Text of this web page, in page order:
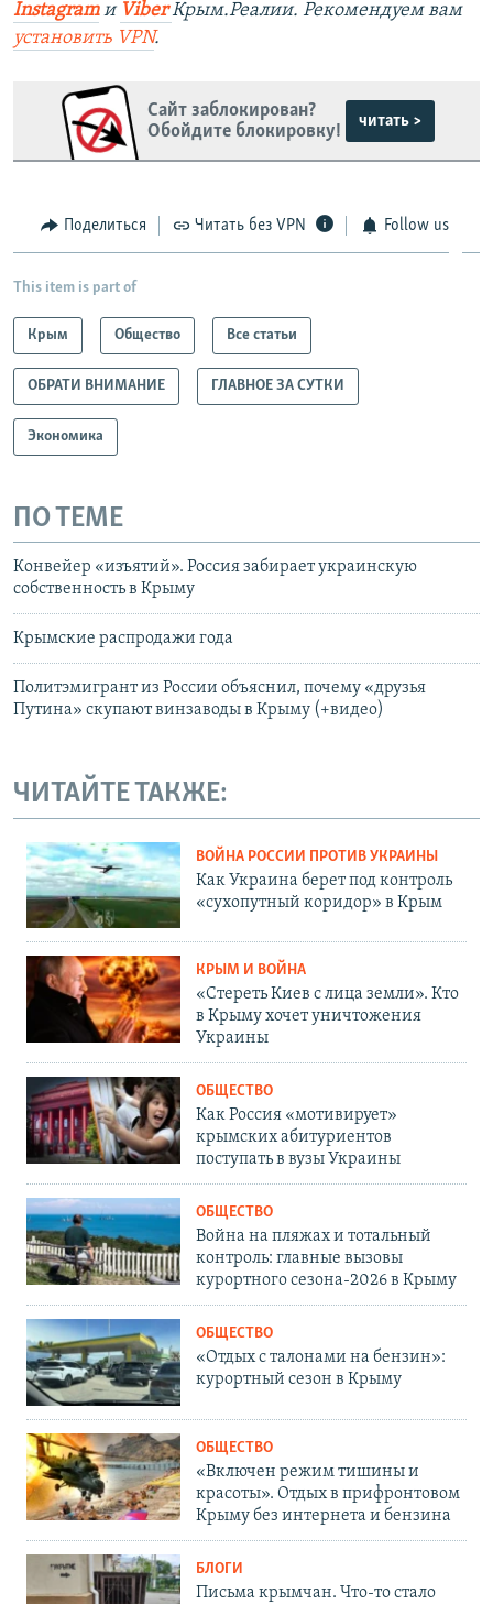
Instagram и ViberКрым.Реалии. Рекомендуем вам
установить VPN.
Сайт заблокирован?
Обойдите блокировку!
читать >
Поделиться Читать без VPN Follow us
This item is part of
Крым Общество Все статьи
ОБРАТИ ВНИМАНИЕ ГЛАВНОЕ ЗА СУТКИ
Экономика
ПО ТЕМЕ
Конвейер «изъятий». Россия забирает украинскую
собственность в Крыму
Крымские распродажи года
Политэмигрант из России объяснил, почему «друзья
Путина» скупают винзаводы в Крыму (+видео)
ЧИТАЙТЕ ТАКЖЕ:
ВОЙНА РОССИИ ПРОТИВ УКРАИНЫ
Как Украина берет под контроль
«сухопутный коридор» в Крым
КРЫМ И ВОЙНА
«Стереть Киев с лица земли». Кто
в Крыму хочет уничтожения
Украины
ОБЩЕСТВО
Как Россия «мотивирует»
крымских абитуриентов
поступать в вузы Украины
ОБЩЕСТВО
Война на пляжах и тотальный
контроль: главные вызовы
курортного сезона-2026 в Крыму
ОБЩЕСТВО
«Отдых с талонами на бензин»:
курортный сезон в Крыму
ОБЩЕСТВО
«Включен режим тишины и
красоты». Отдых в прифронтовом
Крыму без интернета и бензина
БЛОГИ
Письма крымчан. Что-то стало